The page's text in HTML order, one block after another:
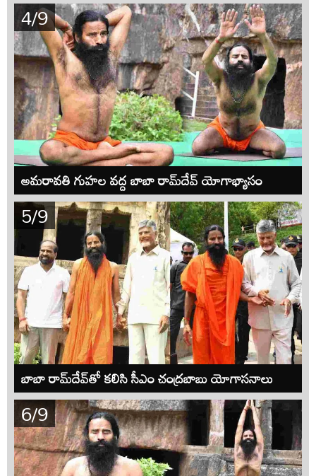
4/9
అమరావతి గుహల వద్ద బాబా రామ్‌దేవ్ యోగాభ్యాసం
5/9
బాబా రామ్‌దేవ్‌తో కలిసి సీఎం చంద్రబాబు యోగాసనాలు
6/9